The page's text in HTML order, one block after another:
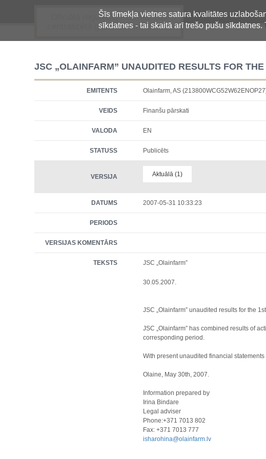
Šīs tīmekļa vietnes satura kvalitātes
sīkdatnes - tai skaitā arī trešo pušu
Oficiālā regulētās informācijas
centralizētā glabāšanas sistēma
JSC „OLAINFARM” UNAUDITED RESULTS FOR
EMITENTS Olainfarm, AS
VEIDS Finanšu pārskati
VALODA EN
STATUSS Publicēts
VERSIJA Aktuālā (1)
DATUMS 2007-05-31 10:33:23
PERIODS
VERSIJAS KOMENTĀRS
TEKSTS JSC „Olainfarm”
30.05.2007.
JSC „Olainfarm” unaudited results for the
JSC „Olainfarm” has combined results of
corresponding period.
With present unaudited financial
Olaine, May 30th, 2007.
Information prepared by
Irina Bindare
Legal adviser
Phone:+371 7013 802
Fax: +371 7013 777
isharohina@olainfarm.lv